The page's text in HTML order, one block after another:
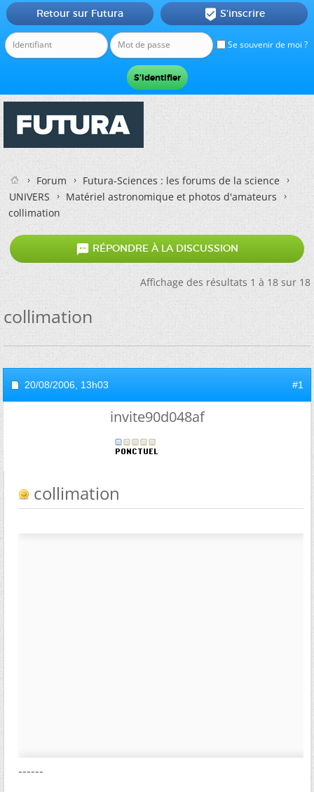
Se souvenir de moi ?
Retour sur Futura  S'inscrire
Forum
Futura-Sciences : les forums de la science
UNIVERS
Matériel astronomique et photos d'amateurs
collimation
 RÉPONDRE À LA DISCUSSION
Affichage des résultats 1 à 18 sur 18
collimation
20/08/2006, 13h03 #1
invite90d048af
collimation
------